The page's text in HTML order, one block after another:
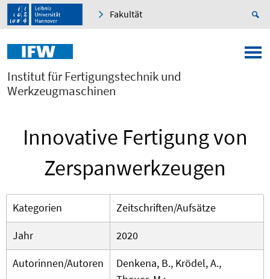
Fakultät
Institut für Fertigungstechnik und
Werkzeugmaschinen
Innovative Fertigung von
Zerspanwerkzeugen
Kategorien
Zeitschriften/Aufsätze
Jahr
2020
Autorinnen/Autoren
Denkena, B., Krödel, A.,